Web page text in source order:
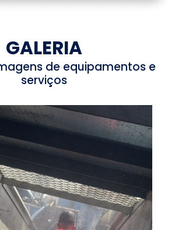
GALERIA
de equipamentos e
serviços